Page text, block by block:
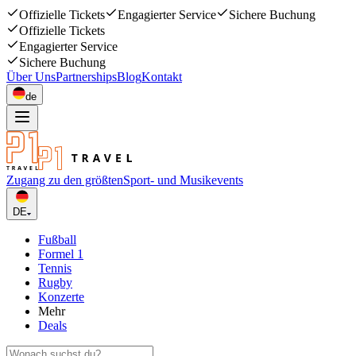
Offizielle Tickets Engagierter Service
Sichere Buchung
Offizielle Tickets
Engagierter Service
Sichere Buchung
Über UnsPartnershipsBlogKontakt
de
Zugang zu den größtenSport- und Musikevents
DE
Fußball
Formel 1
Tennis
Rugby
Konzerte
Mehr
Deals